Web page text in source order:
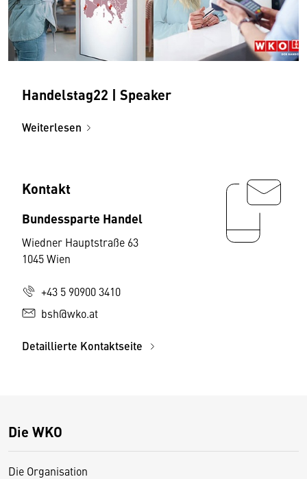
Handelstag22 | Speaker
Weiterlesen
Kontakt
Bundessparte Handel
Wiedner Hauptstraße 63
1045 Wien
+43 5 90900 3410
bsh@wko.at
Detaillierte Kontaktseite
Die WKO
Die Organisation